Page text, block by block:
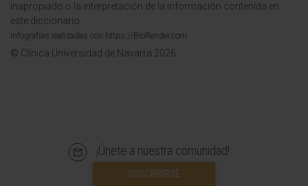
inapropiado o la interpretación de la información contenida en
este diccionario.
Infografías realizadas con https://BioRender.com
© Clínica Universidad de Navarra 2026
¡Únete a nuestra comunidad!
SUSCRIBIRSE